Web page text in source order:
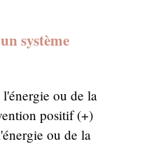
système
ou de la
positif (+)
ou de la